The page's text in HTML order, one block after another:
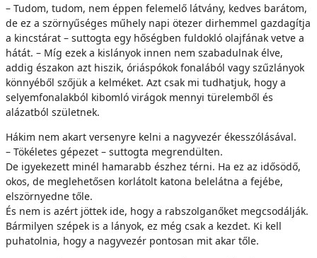
– Tudom, tudom, nem éppen felemelő látvány, kedves barátom,
de ez a szörnyűséges műhely napi ötezer dirhemmel gazdagítja
a kincstárat – suttogta egy hőségben fuldokló olajfának vetve a
hátát. – Míg ezek a kislányok innen nem szabadulnak élve,
addig északon azt hiszik, óriáspókok fonalából vagy szűzlányok
könnyéből szőjük a kelméket. Azt csak mi tudhatjuk, hogy a
selyemfonalakból kibomló virágok mennyi türelemből és
alázatból születnek.
Hákim nem akart versenyre kelni a nagyvezér ékesszólásával.
– Tökéletes gépezet – suttogta megrendülten.
De igyekezett minél hamarabb észhez térni. Ha ez az idősödő,
okos, de meglehetősen korlátolt katona belelátna a fejébe,
elszörnyedne tőle.
És nem is azért jöttek ide, hogy a rabszolganőket megcsodálják.
Bármilyen szépek is a lányok, ez még csak a kezdet. Ki kell
puhatolnia, hogy a nagyvezér pontosan mit akar tőle.